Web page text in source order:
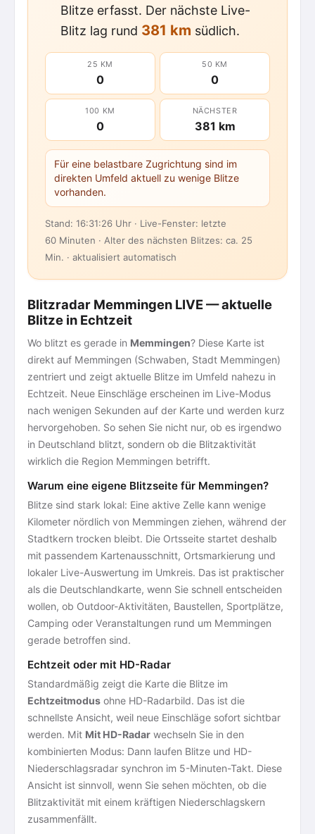
Blitze erfasst. Der nächste Live-
Blitz lag rund 381 km südlich.
25 KM
0
50 KM
0
100 KM
0
NÄCHSTER
381 km
Für eine belastbare Zugrichtung sind im
direkten Umfeld aktuell zu wenige Blitze
vorhanden.
Stand: 16:31:26 Uhr · Live-Fenster: letzte
60 Minuten · Alter des nächsten Blitzes: ca. 25
Min. · aktualisiert automatisch
Blitzradar Memmingen LIVE — aktuelle
Blitze in Echtzeit
Wo blitzt es gerade in Memmingen? Diese Karte ist
direkt auf Memmingen (Schwaben, Stadt Memmingen)
zentriert und zeigt aktuelle Blitze im Umfeld nahezu in
Echtzeit. Neue Einschläge erscheinen im Live-Modus
nach wenigen Sekunden auf der Karte und werden kurz
hervorgehoben. So sehen Sie nicht nur, ob es irgendwo
in Deutschland blitzt, sondern ob die Blitzaktivität
wirklich die Region Memmingen betrifft.
Warum eine eigene Blitzseite für Memmingen?
Blitze sind stark lokal: Eine aktive Zelle kann wenige
Kilometer nördlich von Memmingen ziehen, während der
Stadtkern trocken bleibt. Die Ortsseite startet deshalb
mit passendem Kartenausschnitt, Ortsmarkierung und
lokaler Live-Auswertung im Umkreis. Das ist praktischer
als die Deutschlandkarte, wenn Sie schnell entscheiden
wollen, ob Outdoor-Aktivitäten, Baustellen, Sportplätze,
Camping oder Veranstaltungen rund um Memmingen
gerade betroffen sind.
Echtzeit oder mit HD-Radar
Standardmäßig zeigt die Karte die Blitze im
Echtzeitmodus ohne HD-Radarbild. Das ist die
schnellste Ansicht, weil neue Einschläge sofort sichtbar
werden. Mit Mit HD-Radar wechseln Sie in den
kombinierten Modus: Dann laufen Blitze und HD-
Niederschlagsradar synchron im 5-Minuten-Takt. Diese
Ansicht ist sinnvoll, wenn Sie sehen möchten, ob die
Blitzaktivität mit einem kräftigen Niederschlagskern
zusammenfällt.